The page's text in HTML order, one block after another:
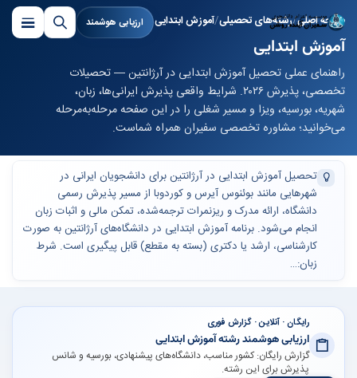
ارزیابی هوشمند صفحه اصلی رشته‌های تحصیلی آموزش ابتدایی
آموزش ابتدایی
راهنمای عملی تحصیل آموزش ابتدایی در آرژانتین — تحصیلات
تخصصی، پذیرش ۲۰۲۶. شرایط واقعی پذیرش ایرانی‌ها، زبان،
شهریه، بورسیه، ویزا و مسیر شغلی را در این صفحه مرحله‌به‌مرحله
می‌خوانید؛ مشاوره تخصصی سفیران همراه شماست.
تحصیل آموزش ابتدایی در آرژانتین برای دانشجویان ایرانی در
شهرهایی مانند بوئنوس آیرس و کوردوبا از مسیر پذیرش رسمی
دانشگاه، ارائه مدرک و ریزنمرات ترجمه‌شده، تمکن مالی و اثبات زبان
انجام می‌شود. برنامه آموزش ابتدایی در دانشگاه‌های آرژانتین به صورت
کارشناسی، ارشد یا دکتری (بسته به مقطع) قابل پیگیری است. شرط
زبان:…
رایگان · آنلاین · گزارش فوری
ارزیابی هوشمند رشته آموزش ابتدایی
گزارش رایگان: کشور مناسب، دانشگاه‌های پیشنهادی، بورسیه و شانس
پذیرش برای این رشته.